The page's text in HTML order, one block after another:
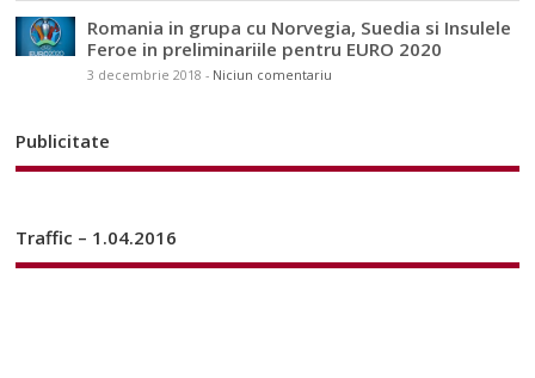
Romania in grupa cu Norvegia, Suedia si Insulele
Feroe in preliminariile pentru EURO 2020
3 decembrie 2018 - Niciun comentariu
Publicitate
Traffic – 1.04.2016